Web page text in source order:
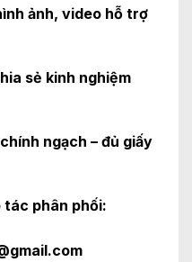
ảnh, video hỗ trợ
sẻ kinh nghiệm
ngạch – đủ giấy
tác phân phối: